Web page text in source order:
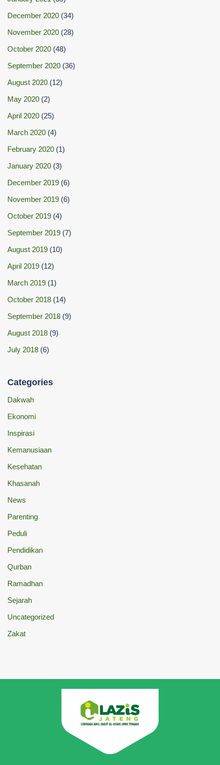
December 2020 (34)
November 2020 (28)
October 2020 (48)
September 2020 (36)
August 2020 (12)
May 2020 (2)
April 2020 (25)
March 2020 (4)
February 2020 (1)
January 2020 (3)
December 2019 (6)
November 2019 (6)
October 2019 (4)
September 2019 (7)
August 2019 (10)
April 2019 (12)
March 2019 (1)
October 2018 (14)
September 2018 (9)
August 2018 (9)
July 2018 (6)
Categories
Dakwah
Ekonomi
Inspirasi
Kemanusiaan
Kesehatan
Khasanah
News
Parenting
Peduli
Pendidikan
Qurban
Ramadhan
Sejarah
Uncategorized
Zakat